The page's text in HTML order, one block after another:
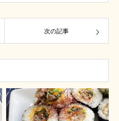
次の記事